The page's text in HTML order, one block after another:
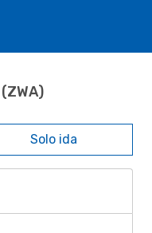
Solo ida